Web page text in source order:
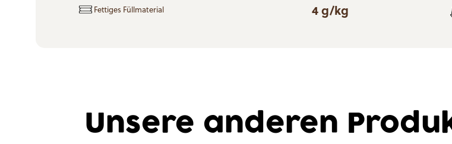
Fettiges Füllmaterial 4 g/kg
Unsere anderen